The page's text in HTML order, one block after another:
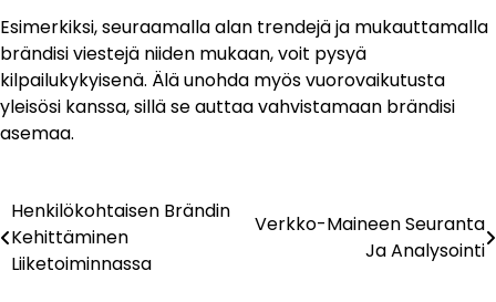
Esimerkiksi, seuraamalla alan trendejä ja mukauttamalla
brändisi viestejä niiden mukaan, voit pysyä
kilpailukykyisenä. Älä unohda myös vuorovaikutusta
yleisösi kanssa, sillä se auttaa vahvistamaan brändisi
asemaa.
Post
navigation
Henkilökohtaisen Brändin
Kehittäminen
Liiketoiminnassa
Verkko-Maineen Seuranta
Ja Analysointi